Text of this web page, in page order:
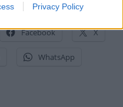
Privacy Policy
Facebook X
WhatsApp